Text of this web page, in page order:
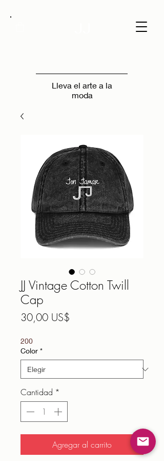
Lleva el arte a la
moda
JJ Vintage Cotton Twill
Cap
30,00 US$
200
Color *
Cantidad *
Agregar al carrito